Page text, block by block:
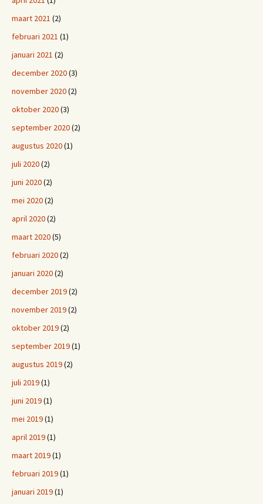
maart 2021 (2)
februari 2021 (1)
januari 2021 (2)
december 2020(3)
november 2020(2)
oktober 2020(3)
september 2020(2)
augustus 2020(1)
juli 2020(2)
juni 2020(2)
mei 2020(2)
april 2020(2)
maart 2020(5)
februari 2020(2)
januari 2020(2)
december 2019(2)
november 2019(2)
oktober 2019(2)
september 2019(1)
augustus 2019(2)
juli 2019(1)
juni 2019(1)
mei 2019(1)
april 2019(1)
maart 2019(1)
februari 2019(1)
januari 2019(1)